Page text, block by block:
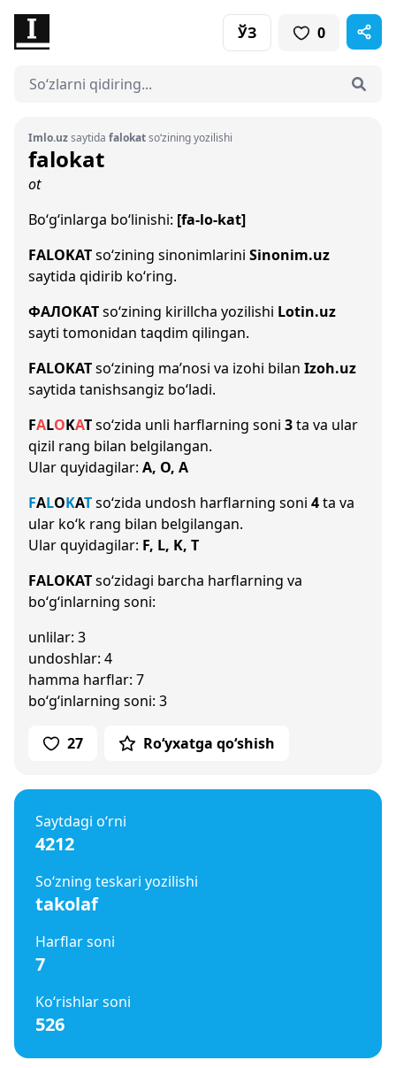
ЎЗ 0
Imlo.uzsaytida falokatso‘zining yozilishi
falokat
ot
Bo‘g‘inlarga bo‘linishi: [fa-lo-kat]
FALOKATso‘zining sinonimlarini Sinonim.uz
saytida qidirib ko‘ring.
ФАЛОКАТso‘zining kirillcha yozilishi Lotin.uz
sayti tomonidan taqdim qilingan.
FALOKATso‘zining ma’nosi va izohi bilan Izoh.uz
saytida tanishsangiz bo‘ladi.
FALOKATso‘zida unli harflarning soni 3ta va ular
qizil rang bilan belgilangan.
Ular quyidagilar: A, O, A
FALOKATso‘zida undosh harflarning soni 4ta va
ular ko‘k rang bilan belgilangan.
Ular quyidagilar: F, L, K, T
FALOKATso‘zidagi barcha harflarning va
bo‘g‘inlarning soni:
unlilar: 3
undoshlar: 4
hamma harflar: 7
bo‘g‘inlarning soni: 3
27 Ro‘yxatga qo‘shish
Saytdagi o‘rni
4212
So‘zning teskari yozilishi
takolaf
Harflar soni
7
Ko‘rishlar soni
526